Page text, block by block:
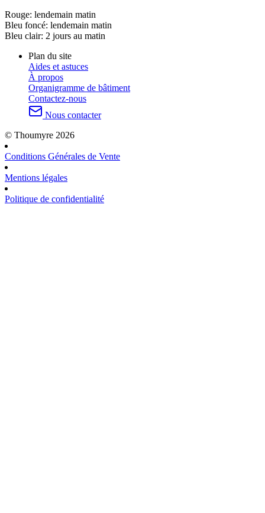
Rouge: lendemain matin
Bleu foncé: lendemain matin
Bleu clair: 2 jours au matin
Plan du site
Aides et astuces
À propos
Organigramme de bâtiment
Contactez-nous
Nous contacter
© Thoumyre 2026
Conditions Générales de Vente
Mentions légales
Politique de confidentialité